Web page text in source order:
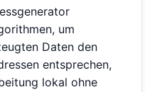
um
Daten den
entsprechen,
lokal ohne